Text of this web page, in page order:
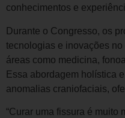
conhecimentos e
Durante o Congresso, os
tecnologias e inovações
áreas como medicina,
Essa abordagem holística
anomalias craniofaciais,
“Curar uma fissura é muito